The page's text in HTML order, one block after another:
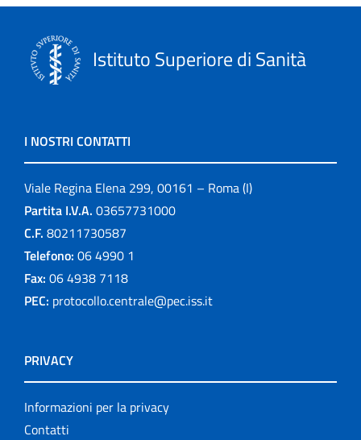
Istituto Superiore di Sanità
I NOSTRI CONTATTI
Viale Regina Elena 299, 00161 – Roma (I)
Partita I.V.A. 03657731000
C.F. 80211730587
Telefono: 06 4990 1
Fax: 06 4938 7118
PEC: protocollo.centrale@pec.iss.it
PRIVACY
Informazioni per la privacy
Contatti